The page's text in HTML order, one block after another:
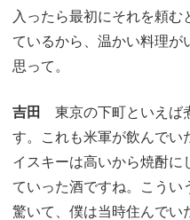
入ったら最初にそれを頼
ているから、温かい料理が
思って。
吉田 東京の下町といえば
す。これも米軍が飲んでい
イスキーは高いから焼酎に
ていった酒ですね。こうい
驚いて、僕は当時住んでい